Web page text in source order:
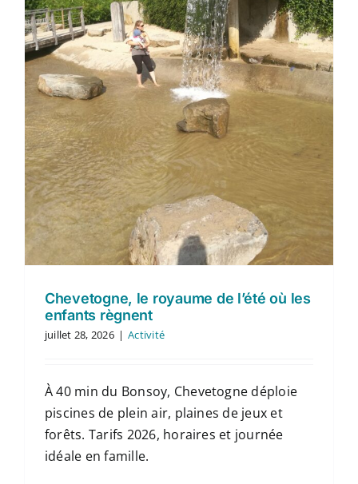
Chevetogne, le royaume de l’été où les
enfants règnent
juillet 28, 2026 | Activité
À 40 min du Bonsoy, Chevetogne déploie
piscines de plein air, plaines de jeux et
forêts. Tarifs 2026, horaires et journée
idéale en famille.